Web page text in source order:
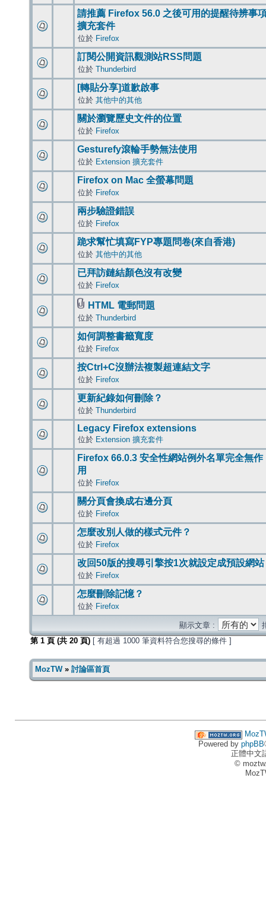
請推薦 Firefox 56.0 之後可用的提醒待辨事
擴充套件
位於 Firefox
訂閱公開資訊觀測站RSS問題
位於 Thunderbird
[轉貼分享]道歉啟事
位於 其他中的其他
關於瀏覽歷史文件的位置
位於 Firefox
Gesturefy滾輪手勢無法使用
位於 Extension 擴充套件
Firefox on Mac 全螢幕問題
位於 Firefox
兩步驗證錯誤
位於 Firefox
跪求幫忙填寫FYP專題問卷(來自香港)
位於 其他中的其他
已拜訪鏈結顏色沒有改變
位於 Firefox
HTML 電郵問題
位於 Thunderbird
如何調整書籤寬度
位於 Firefox
按Ctrl+C沒辦法複製超連結文字
位於 Firefox
更新紀錄如何刪除？
位於 Thunderbird
Legacy Firefox extensions
位於 Extension 擴充套件
Firefox 66.0.3 安全性網站例外名單完全無作
用
位於 Firefox
關分頁會換成右邊分頁
位於 Firefox
怎麼改別人做的樣式元件？
位於 Firefox
改回50版的搜尋引擎按1次就設定成預設網站
位於 Firefox
怎麼刪除記憶？
位於 Firefox
顯示文章 :
第 1 頁 (共 20 頁) [ 有超過 1000 筆資料符合您搜尋的條件 ]
MozTW» 討論區首頁
Powered by phpBB
正體中文
©